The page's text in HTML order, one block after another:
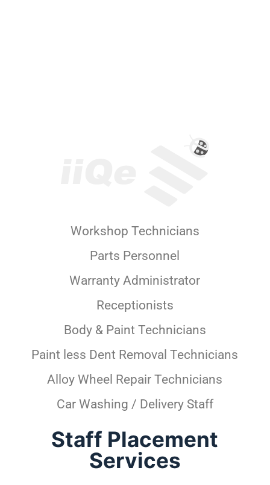
Workshop Technicians
Parts Personnel
Warranty Administrator
Receptionists
Body & Paint Technicians
Paint less Dent Removal Technicians
Alloy Wheel Repair Technicians
Car Washing / Delivery Staff
Staff Placement
Services